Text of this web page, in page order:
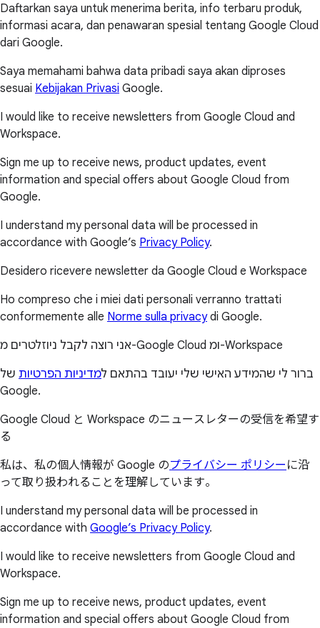
Daftarkan saya untuk menerima berita, info terbaru produk,
informasi acara, dan penawaran spesial tentang Google Cloud
dari Google.
Saya memahami bahwa data pribadi saya akan diproses
sesuai Kebijakan Privasi Google.
I would like to receive newsletters from Google Cloud and
Workspace.
Sign me up to receive news, product updates, event
information and special offers about Google Cloud from
Google.
I understand my personal data will be processed in
accordance with Google’s Privacy Policy.
Desidero ricevere newsletter da Google Cloud e Workspace
Ho compreso che i miei dati personali verranno trattati
conformemente alle Norme sulla privacydi Google.
אני רוצה לקבל ניוזלטרים מ-Google Cloud ומ-Workspace
ברור לי שהמידע האישי שלי יעובד בהתאם למדיניות הפרטיות של
Google.
Google Cloud と Workspace のニュースレターの受信を希望す
る
私は、私の個人情報が Google のプライバシー ポリシー に沿
って取り扱われることを理解しています。
I understand my personal data will be processed in
accordance with Google’s Privacy Policy.
I would like to receive newsletters from Google Cloud and
Workspace.
Sign me up to receive news, product updates, event
information and special offers about Google Cloud from